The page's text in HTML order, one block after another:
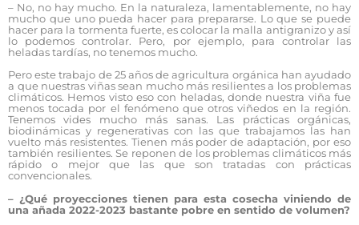
– No, no hay mucho. En la naturaleza, lamentablemente, no hay
mucho que uno pueda hacer para prepararse. Lo que se puede
hacer para la tormenta fuerte, es colocar la malla antigranizo y así
lo podemos controlar. Pero, por ejemplo, para controlar las
heladas tardías, no tenemos mucho.
Pero este trabajo de 25 años de agricultura orgánica han ayudado
a que nuestras viñas sean mucho más resilientes a los problemas
climáticos. Hemos visto eso con heladas, donde nuestra viña fue
menos tocada por el fenómeno que otros viñedos en la región.
Tenemos vides mucho más sanas. Las prácticas orgánicas,
biodinámicas y regenerativas con las que trabajamos las han
vuelto más resistentes. Tienen más poder de adaptación, por eso
también resilientes. Se reponen de los problemas climáticos más
rápido o mejor que las que son tratadas con prácticas
convencionales.
– ¿Qué proyecciones tienen para esta cosecha viniendo de
una añada 2022-2023 bastante pobre en sentido de volumen?